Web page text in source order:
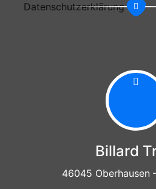
Datenschutzerklärung
Billard
46045 Oberhausen